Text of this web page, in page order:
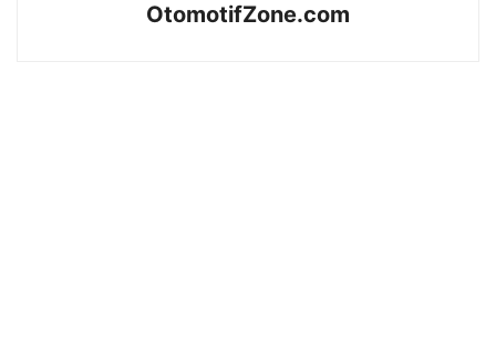
OtomotifZone.com